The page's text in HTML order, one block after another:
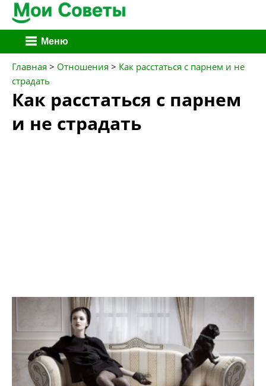
Перейти
к
содержимому
Меню
Главная > Отношения > Как расстаться с парнем и не
страдать
Как расстаться с парнем
и не страдать